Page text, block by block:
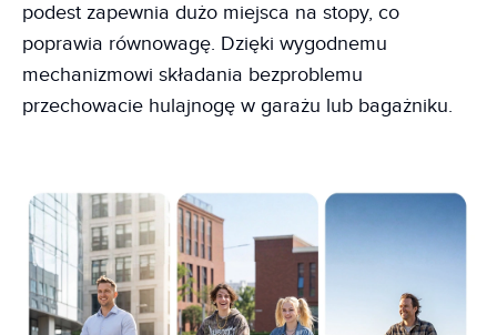
podest zapewnia dużo miejsca na stopy, co
poprawia równowagę. Dzięki wygodnemu
mechanizmowi składania bezproblemu
przechowacie hulajnogę w garażu lub bagażniku.